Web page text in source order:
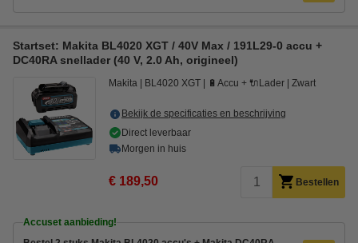
Startset: Makita BL4020 XGT / 40V Max / 191L29-0 accu +
DC40RA snellader (40 V, 2.0 Ah, origineel)
Makita BL4020 XGT 🔋Accu + 🔌Lader Zwart
Bekijk de specificaties en beschrijving
Direct leverbaar
Morgen in huis
€ 189,50 Bestellen
Accuset aanbieding!